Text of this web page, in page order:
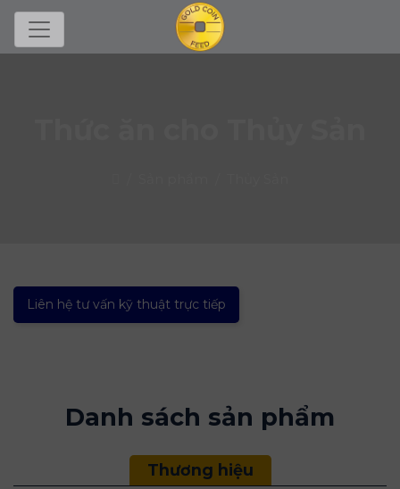
Liên hệ tư vấn kỹ thuật trực tiếp
Danh sách sản phẩm
Thương hiệu